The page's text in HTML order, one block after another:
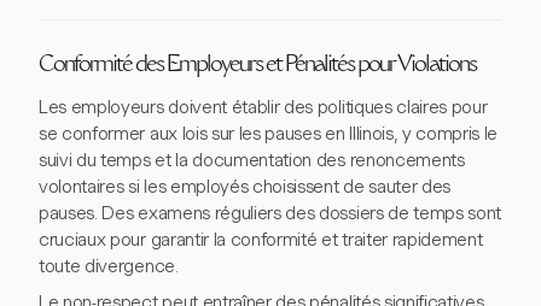
Conformité des Employeurs et Pénalités pour Violations
Les employeurs doivent établir des politiques claires pour
se conformer aux lois sur les pauses en Illinois, y compris le
suivi du temps et la documentation des renoncements
volontaires si les employés choisissent de sauter des
pauses. Des examens réguliers des dossiers de temps sont
cruciaux pour garantir la conformité et traiter rapidement
toute divergence.